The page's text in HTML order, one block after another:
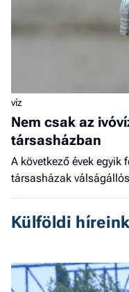
víz
Nem csak az
társasházban
A következő évek egyik
társasházak
Külföldi